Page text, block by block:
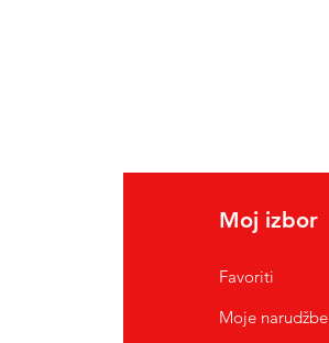
Moj izbor
Favoriti
Moje narudžbe